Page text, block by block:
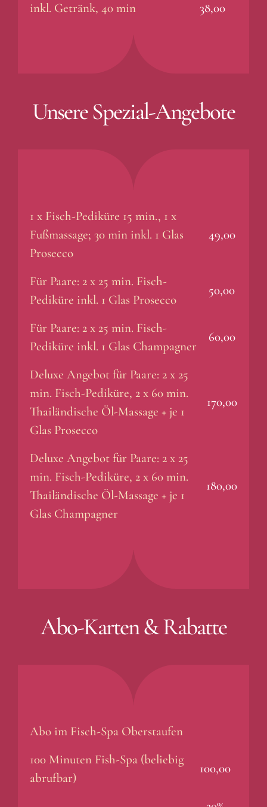
inkl. Getränk, 40 min
38,00
Unsere Spezial-Angebote
1 x Fisch-Pediküre 15 min., 1 x
Fußmassage; 30 min inkl. 1 Glas
Prosecco
49,00
Für Paare: 2 x 25 min. Fisch-
Pediküre inkl. 1 Glas Prosecco
50,00
Für Paare: 2 x 25 min. Fisch-
Pediküre inkl. 1 Glas Champagner
60,00
Deluxe Angebot für Paare: 2 x 25
min. Fisch-Pediküre, 2 x 60 min.
Thailändische Öl-Massage + je 1
Glas Prosecco
170,00
Deluxe Angebot für Paare: 2 x 25
min. Fisch-Pediküre, 2 x 60 min.
Thailändische Öl-Massage + je 1
Glas Champagner
180,00
Abo-Karten & Rabatte
Abo im Fisch-Spa Oberstaufen
100 Minuten Fish-Spa (beliebig
abrufbar)
100,00